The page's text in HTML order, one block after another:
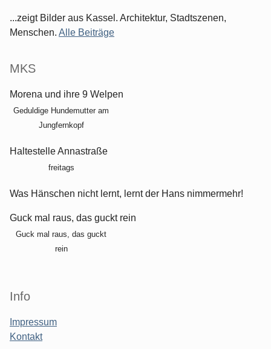
...zeigt Bilder aus Kassel. Architektur, Stadtszenen,
Menschen. Alle Beiträge
MKS
Morena und ihre 9 Welpen
Geduldige Hundemutter am
Jungfernkopf
Haltestelle Annastraße
freitags
Was Hänschen nicht lernt, lernt der Hans nimmermehr!
Guck mal raus, das guckt rein
Guck mal raus, das guckt
rein
Info
Impressum
Kontakt